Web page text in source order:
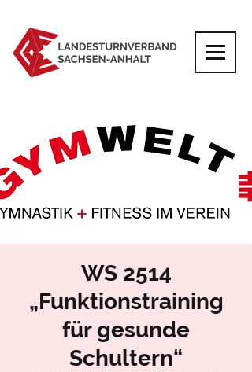
WS 2514
„Funktionstraining
für gesunde
Schultern“